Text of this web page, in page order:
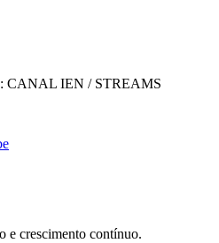
CANAL IEN / STREAMS
e crescimento contínuo.